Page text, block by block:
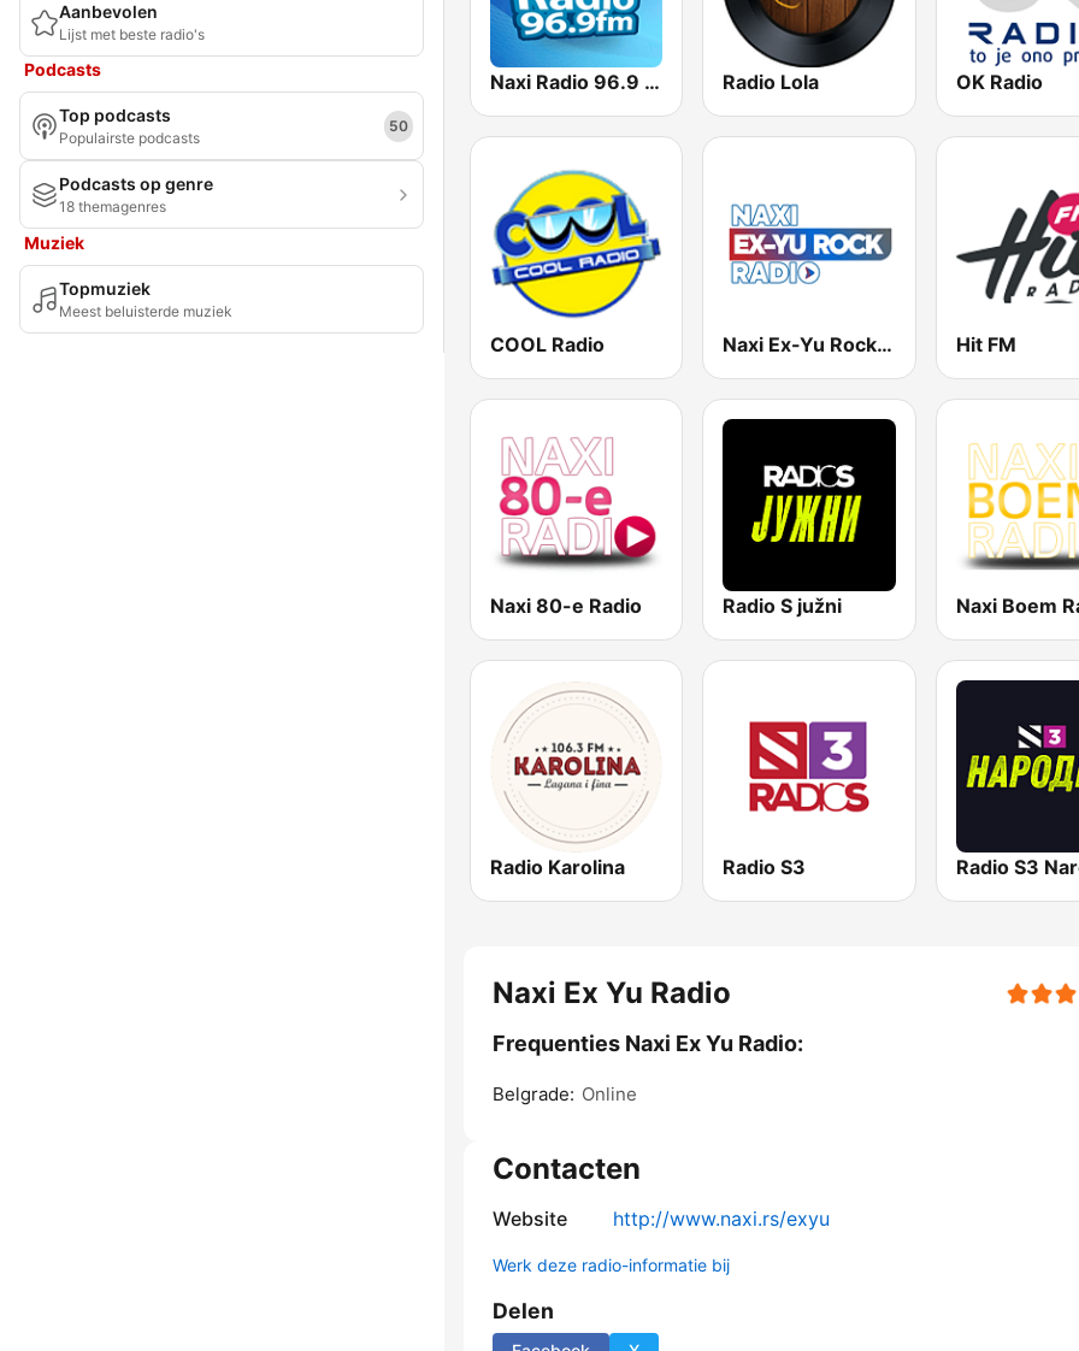
Aanbevolen
Lijst met beste radio's
Podcasts
Top podcasts
Populairste podcasts
50
Podcasts op genre
18 themagenres
Muziek
Topmuziek
Meest beluisterde muziek
Naxi Radio 96.9 FM Radio Lola OK Radio
COOL Radio Naxi Ex-Yu Rock Radio Hit FM
Naxi 80-e Radio Radio S južni Naxi Boem
Radio Karolina Radio S3 Radio S3
Naxi Ex Yu Radio
Frequenties Naxi Ex Yu Radio:
Belgrade: Online
Contacten
Website http://www.naxi.rs/exyu
Werk deze radio-informatie bij
Delen